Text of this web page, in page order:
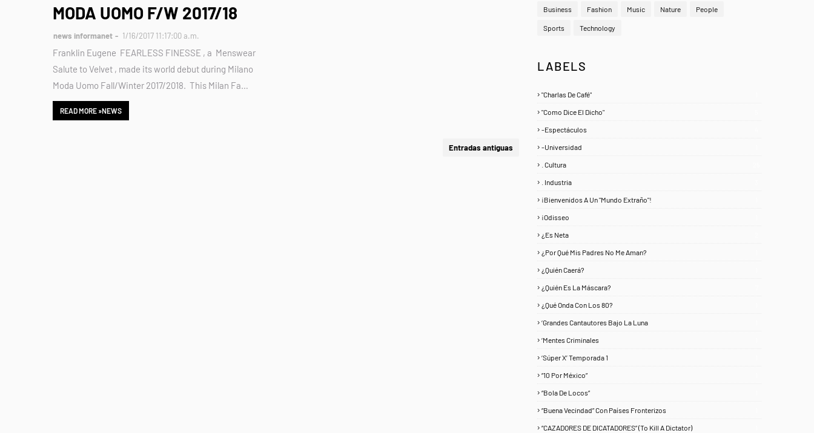
MODA UOMO F/W 2017/18
news informanet 1/16/2017 11:17:00 a.m.
Franklin Eugene FEARLESS FINESSE , a Menswear
Salute to Velvet , made its world debut during Milano
Moda Uomo Fall/Winter 2017/2018. This Milan Fa…
READ MORE »NEWS
Entradas antiguas
Business Fashion Music Nature People
Sports Technology
LABELS
"Charlas De Café"
"Como Dice El Dicho"
-Espectáculos
-Universidad
. Cultura
. Industria
¡Bienvenidos A Un "Mundo Extraño"!
¡Odisseo
¿Es Neta
¿Por Qué Mis Padres No Me Aman?
¿Quién Caerá?
¿Quién Es La Máscara?
¿Qué Onda Con Los 80?
‘Grandes Cantautores Bajo La Luna
‘Mentes Criminales
‘Súper X’ Temporada 1
“10 Por México”
“Bola De Locos”
“Buena Vecindad” Con Países Fronterizos
“CAZADORES DE DICATADORES” (To Kill A Dictator)